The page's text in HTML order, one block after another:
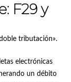
F29 y
tributación».
electrónicas
un débito